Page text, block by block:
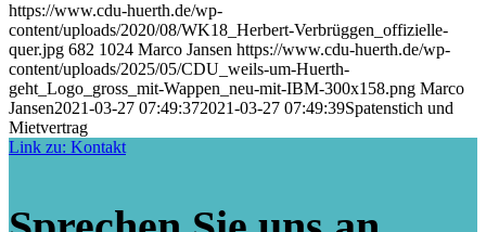
https://www.cdu-huerth.de/wp-
content/uploads/2020/08/WK18_Herbert-Verbrüggen_offizielle-
quer.jpg 682 1024 Marco Jansen https://www.cdu-huerth.de/wp-
content/uploads/2025/05/CDU_weils-um-Huerth-
geht_Logo_gross_mit-Wappen_neu-mit-IBM-300x158.png Marco
Jansen2021-03-27 07:49:372021-03-27 07:49:39Spatenstich und
Mietvertrag
Link zu: Kontakt